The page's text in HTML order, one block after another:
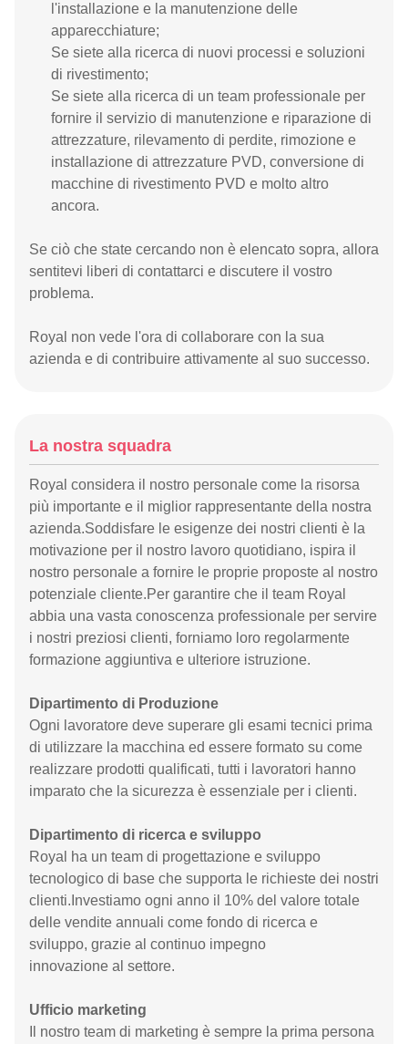
l'installazione e la manutenzione delle
apparecchiature;
Se siete alla ricerca di nuovi processi e soluzioni
di rivestimento;
Se siete alla ricerca di un team professionale per
fornire il servizio di manutenzione e riparazione di
attrezzature, rilevamento di perdite, rimozione e
installazione di attrezzature PVD, conversione di
macchine di rivestimento PVD e molto altro
ancora.
Se ciò che state cercando non è elencato sopra, allora
sentitevi liberi di contattarci e discutere il vostro
problema.
Royal non vede l'ora di collaborare con la sua
azienda e di contribuire attivamente al suo successo.
La nostra squadra
Royal considera il nostro personale come la risorsa
più importante e il miglior rappresentante della nostra
azienda.Soddisfare le esigenze dei nostri clienti è la
motivazione per il nostro lavoro quotidiano, ispira il
nostro personale a fornire le proprie proposte al nostro
potenziale cliente.Per garantire che il team Royal
abbia una vasta conoscenza professionale per servire
i nostri preziosi clienti, forniamo loro regolarmente
formazione aggiuntiva e ulteriore istruzione.
Dipartimento di Produzione
Ogni lavoratore deve superare gli esami tecnici prima
di utilizzare la macchina ed essere formato su come
realizzare prodotti qualificati, tutti i lavoratori hanno
imparato che la sicurezza è essenziale per i clienti.
Dipartimento di ricerca e sviluppo
Royal ha un team di progettazione e sviluppo
tecnologico di base che supporta le richieste dei nostri
clienti.Investiamo ogni anno il 10% del valore totale
delle vendite annuali come fondo di ricerca e
sviluppo, grazie al continuo impegno
innovazione al settore.
Ufficio marketing
Il nostro team di marketing è sempre la prima persona